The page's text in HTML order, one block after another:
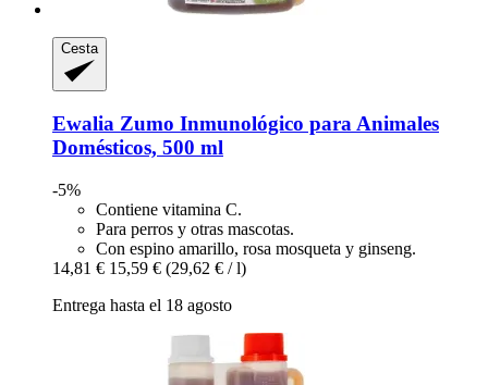
Cesta
Ewalia Zumo Inmunológico para Animales
Domésticos, 500 ml
-5%
Contiene vitamina C.
Para perros y otras mascotas.
Con espino amarillo, rosa mosqueta y ginseng.
14,81 € 15,59 € (29,62 € / l)
Entrega hasta el 18 agosto